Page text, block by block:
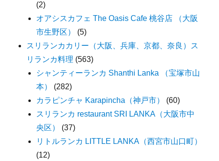
(2)
オアシスカフェ The Oasis Cafe 桃谷店 （大阪
市生野区）
(5)
スリランカカリー（大阪、兵庫、京都、奈良）ス
リランカ料理 (563)
シャンティーランカ Shanthi Lanka （宝塚市山
本）
(282)
カラピンチャ Karapincha（神戸市）
(60)
スリランカ restaurant SRI LANKA（大阪市中
央区）
(37)
リトルランカ LITTLE LANKA（西宮市山口町）
(12)